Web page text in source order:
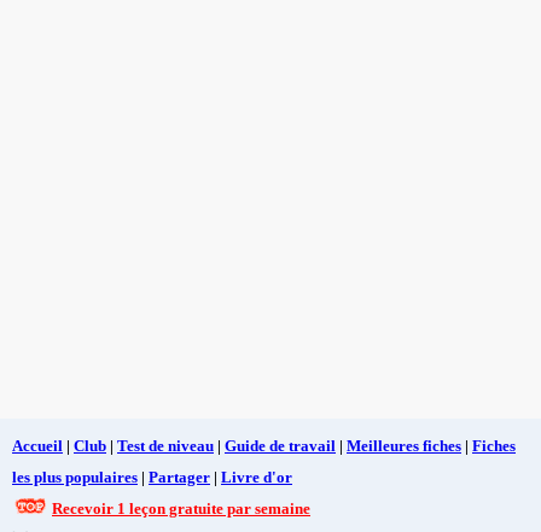
Accueil | Club | Test de niveau | Guide de travail | Meilleures fiches | Fiches
les plus populaires | Partager | Livre d'or
Recevoir 1 leçon gratuite par semaine